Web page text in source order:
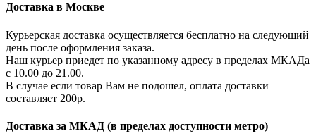
Доставка в Москве
Курьерская доставка осуществляется бесплатно на следующий
день после оформления заказа.
Наш курьер приедет по указанному адресу в пределах МКАДа
с 10.00 до 21.00.
В случае если товар Вам не подошел, оплата доставки
составляет 200р.
Доставка за МКАД (в пределах доступности метро)